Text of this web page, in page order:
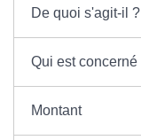
De quoi s'agit-il ?
Qui est concerné
Montant